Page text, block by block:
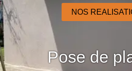
NOS
Pose de